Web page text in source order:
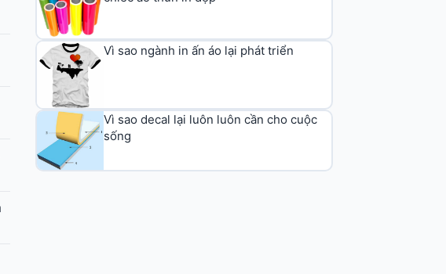
Tìm hiểu về tính ứng dụng của sản phẩm
decal trong
chiếc áo thun in đẹp